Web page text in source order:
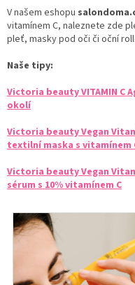
V našem eshopu
vitamínem C, naleznete zde
pleť, masky pod oči či oční
Naše tipy:
Victoria beauty VITAMIN C
okolí
Victoria beauty Vegan
textilní maska s vitamínem
Victoria beauty Vegan
sérum s 10% vitamínem C